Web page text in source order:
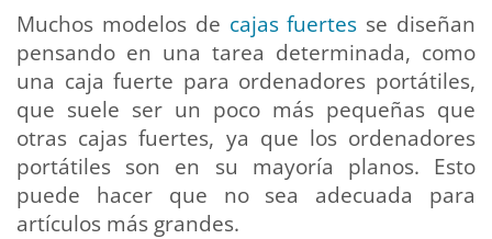
Muchos modelos de cajas fuertes se diseñan
pensando en una tarea determinada, como
una caja fuerte para ordenadores portátiles,
que suele ser un poco más pequeñas que
otras cajas fuertes, ya que los ordenadores
portátiles son en su mayoría planos. Esto
puede hacer que no sea adecuada para
artículos más grandes.